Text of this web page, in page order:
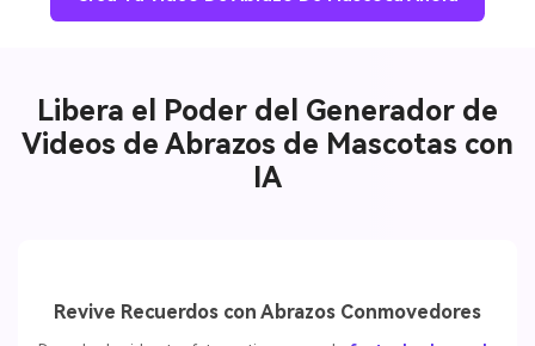
Crea Tu Video De Abrazo De Mascota Ahora
Libera el Poder del Generador de
Videos de Abrazos de Mascotas con